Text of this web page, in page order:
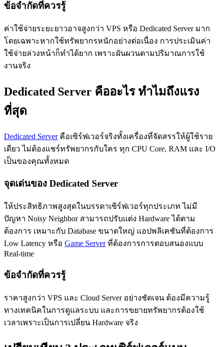
ข้อจำกัดที่ควรรู้
ค่าใช้จ่ายระยะยาวอาจสูงกว่า VPS หรือ Dedicated Server มาก
โดยเฉพาะหากใช้ทรัพยากรหนักอย่างต่อเนื่อง การประเมินค่า
ใช้จ่ายล่วงหน้าก็ทำได้ยาก เพราะผันผวนตามปริมาณการใช้
งานจริง
Dedicated Server คืออะไร ทำไมถึงแรง
ที่สุด
Dedicated Serverคือเซิร์ฟเวอร์จริงทั้งเครื่องที่จัดสรรให้ผู้ใช้ราย
เดียว ไม่ต้องแชร์ทรัพยากรกับใคร ทุก CPU Core, RAM และ I/O
เป็นของคุณทั้งหมด
จุดเด่นของ Dedicated Server
ให้ประสิทธิภาพสูงสุดในบรรดาเซิร์ฟเวอร์ทุกประเภท ไม่มี
ปัญหา Noisy Neighbor สามารถปรับแต่ง Hardware ได้ตาม
ต้องการ เหมาะกับ Database ขนาดใหญ่ แอปพลิเคชันที่ต้องการ
Low Latency หรือ Game Serverที่ต้องการการตอบสนองแบบ
Real-time
ข้อจำกัดที่ควรรู้
ราคาสูงกว่า VPS และ Cloud Server อย่างชัดเจน ต้องมีความรู้
ทางเทคนิคในการดูแลระบบ และการขยายทรัพยากรต้องใช้
เวลาเพราะเป็นการเปลี่ยน Hardware จริง